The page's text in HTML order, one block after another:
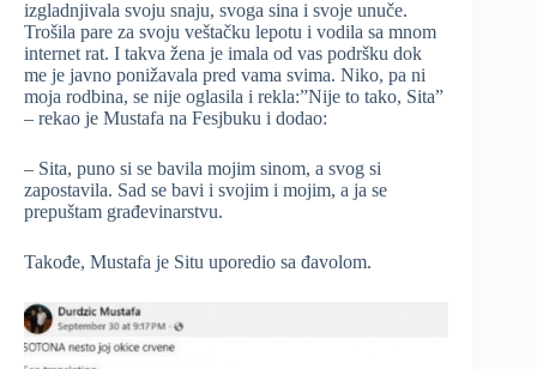
izgladnjivala svoju snaju, svoga sina i svoje unuče.
Trošila pare za svoju veštačku lepotu i vodila sa mnom
internet rat. I takva žena je imala od vas podršku dok
me je javno ponižavala pred vama svima. Niko, pa ni
moja rodbina, se nije oglasila i rekla:”Nije to tako, Sita”
– rekao je Mustafa na Fesjbuku i dodao:
– Sita, puno si se bavila mojim sinom, a svog si
zapostavila. Sad se bavi i svojim i mojim, a ja se
prepuštam građevinarstvu.
Takođe, Mustafa je Situ uporedio sa đavolom.